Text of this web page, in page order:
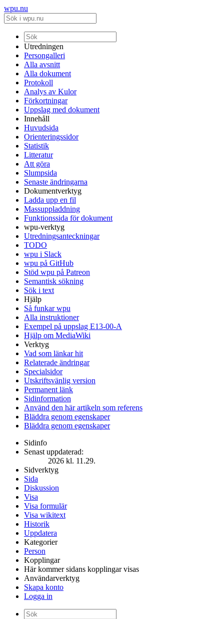
wpu.nu
Utredningen
Persongalleri
Alla avsnitt
Alla dokument
Protokoll
Analys av Kulor
Förkortningar
Uppslag med dokument
Innehåll
Huvudsida
Orienteringssidor
Statistik
Litteratur
Att göra
Slumpsida
Senaste ändringarna
Dokumentverktyg
Ladda upp en fil
Massuppladdning
Funktionssida för dokument
wpu-verktyg
Utredningsanteckningar
TODO
wpu i Slack
wpu på GitHub
Stöd wpu på Patreon
Semantisk sökning
Sök i text
Hjälp
Så funkar wpu
Alla instruktioner
Exempel på uppslag E13-00-A
Hjälp om MediaWiki
Verktyg
Vad som länkar hit
Relaterade ändringar
Specialsidor
Utskriftsvänlig version
Permanent länk
Sidinformation
Använd den här artikeln som referens
Bläddra genom egenskaper
Bläddra genom egenskaper
Sidinfo
Senast uppdaterad:
2026 kl. 11.29.
Sidverktyg
Sida
Diskussion
Visa
Visa formulär
Visa wikitext
Historik
Uppdatera
Kategorier
Person
Kopplingar
Här kommer sidans kopplingar visas
Användarverktyg
Skapa konto
Logga in